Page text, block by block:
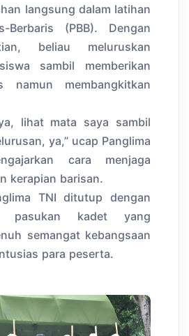
langsung dalam latihan
Berbaris (PBB). Dengan
beliau meluruskan
sambil memberikan
namun membangkitkan
lihat mata saya sambil
ya,” ucap Panglima
cara menjaga
kerapian barisan.
TNI ditutup dengan
pasukan kadet yang
semangat kebangsaan
para peserta.